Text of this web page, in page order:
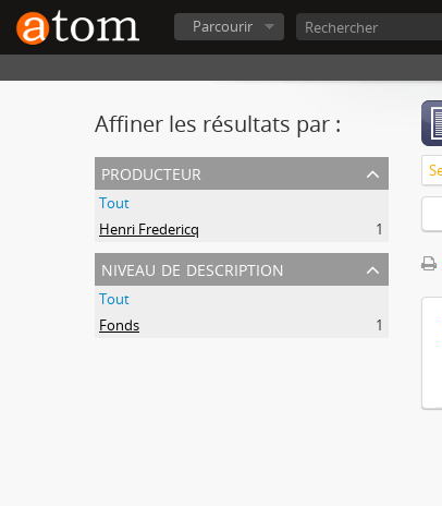
Parcourir
Affiner les résultats par :
producteur
Tout
Henri Fredericq
1
niveau de description
Tout
Fonds
1